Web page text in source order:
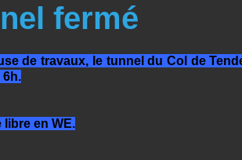
fermé
de travaux, le tunnel du Col de
6h.
libre en WE.